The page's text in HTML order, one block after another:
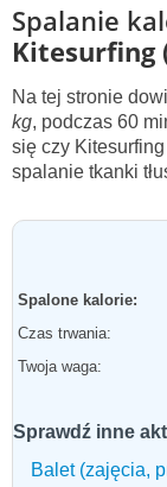
Spalanie
Kitesurfing
Na tej stronie
kg, podczas 60
się czy
spalanie tkanki
Spalone kalorie:
Czas trwania:
Twoja waga:
Sprawdź inne
Balet (zajęcia,